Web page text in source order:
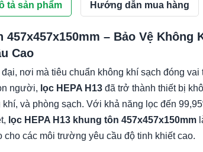
tả sản phẩm Hướng dẫn mua hàng
457x457x150mm – Bảo Vệ Không
Cao
nơi mà tiêu chuẩn không khí sạch đóng
người, lọc HEPA H13 đã trở thành thiết bị
và phòng sạch. Với khả năng lọc đến
lọc HEPA H13 khung tôn 457x457x150mm
các môi trường yêu cầu độ tinh khiết cao.